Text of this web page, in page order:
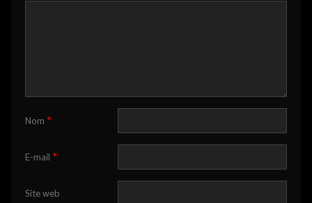
Nom *
E-mail *
Site web